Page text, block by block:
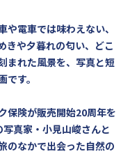
電車では味わえない、
きや夕暮れの匂い、どこ
まれた風景を、写真と短
す。
保険が販売開始20周年を
真家・小見山峻さんと
のなかで出会った自然の